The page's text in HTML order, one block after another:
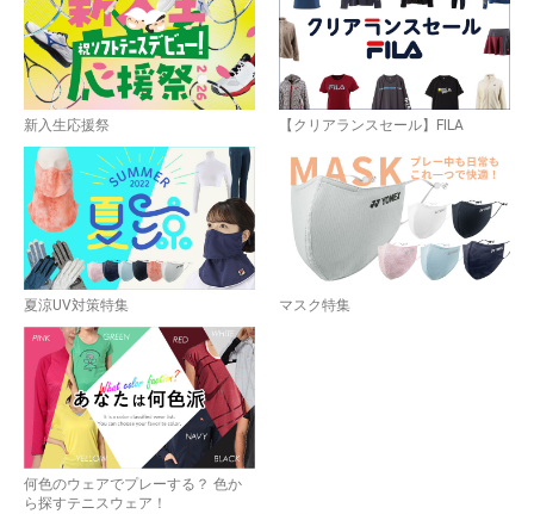
新入生応援祭 【クリアランスセール】FILA
夏涼UV対策特集 マスク特集
何色のウェアでプレーする？ 色か
ら探すテニスウェア！